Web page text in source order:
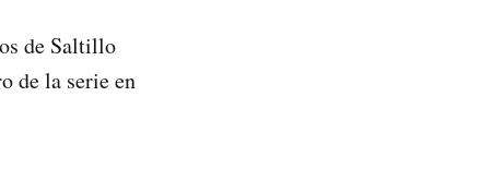
de Saltillo
de la serie en